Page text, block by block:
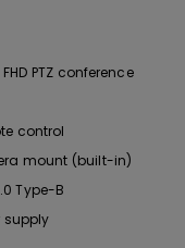
FHD PTZ conference
control
mount (built-in)
Type-B
supply